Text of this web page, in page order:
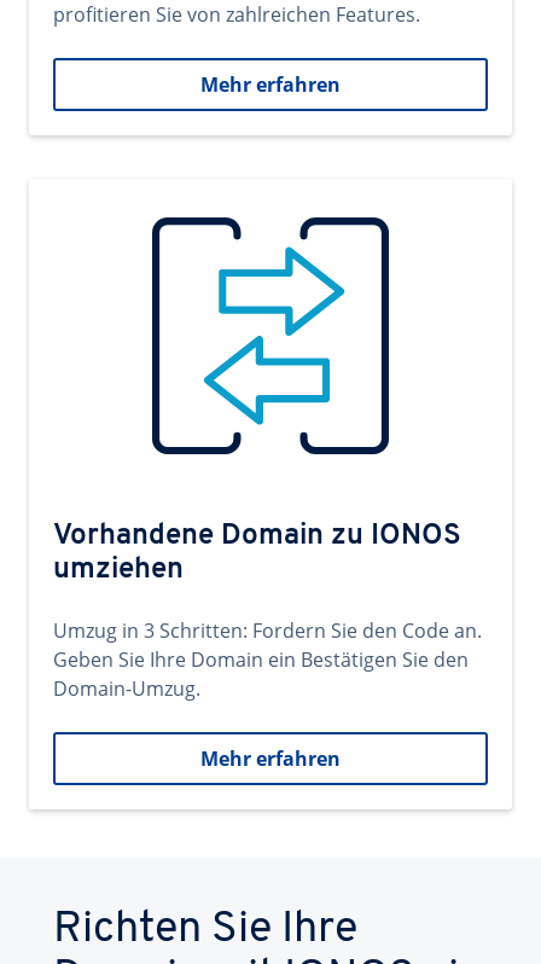
profitieren Sie von zahlreichen Features.
Mehr erfahren
Vorhandene Domain zu IONOS
umziehen
Umzug in 3 Schritten: Fordern Sie den Code an.
Geben Sie Ihre Domain ein Bestätigen Sie den
Domain-Umzug.
Mehr erfahren
Richten Sie Ihre